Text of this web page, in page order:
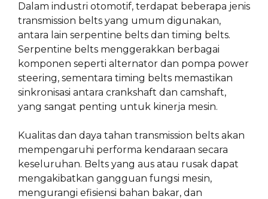
Dalam industri otomotif, terdapat beberapa jenis
transmission belts yang umum digunakan,
antara lain serpentine belts dan timing belts.
Serpentine belts menggerakkan berbagai
komponen seperti alternator dan pompa power
steering, sementara timing belts memastikan
sinkronisasi antara crankshaft dan camshaft,
yang sangat penting untuk kinerja mesin.
Kualitas dan daya tahan transmission belts akan
mempengaruhi performa kendaraan secara
keseluruhan. Belts yang aus atau rusak dapat
mengakibatkan gangguan fungsi mesin,
mengurangi efisiensi bahan bakar, dan